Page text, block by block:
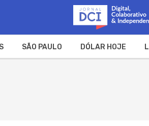
SÃO PAULO DÓLAR HOJE